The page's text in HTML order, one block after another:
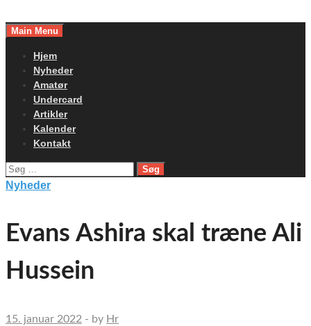
toMain Menu
Hjem
Nyheder
Amatør
Undercard
Artikler
Kalender
Kontakt
Søg
efter:
Nyheder
Evans Ashira skal træne Ali
Hussein
15. januar 2022 - by Hr